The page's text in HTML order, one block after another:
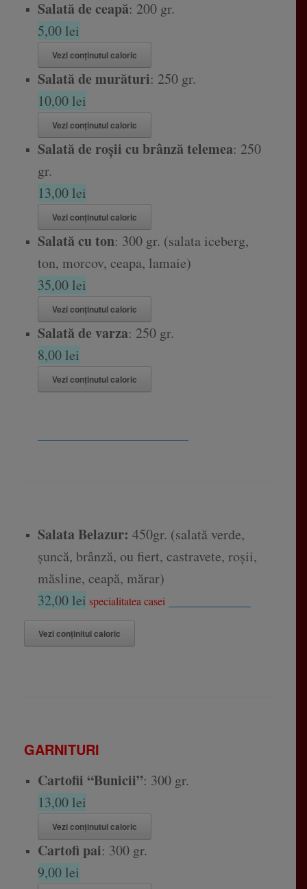
Salată de ceapă: 200 gr.
5,00 lei
Vezi conținutul caloric
Salată de murături: 250 gr.
10,00 lei
Vezi conținutul caloric
Salată de roșii cu brânză telemea: 250
gr.
13,00 lei
Vezi conținutul caloric
Salată cu ton: 300 gr. (salata iceberg,
ton, morcov, ceapa, lamaie)
35,00 lei
Vezi conținutul caloric
Salată de varza: 250 gr.
8,00 lei
Vezi conținutul caloric
Salata Belazur: 450gr. (salată verde,
șuncă, brânză, ou fiert, castravete, roșii,
măsline, ceapă, mărar)
32,00 lei specialitatea casei
Vezi conținitul caloric
GARNITURI
Cartofii “Bunicii”: 300 gr.
13,00 lei
Vezi conținutul caloric
Cartofi pai: 300 gr.
9,00 lei